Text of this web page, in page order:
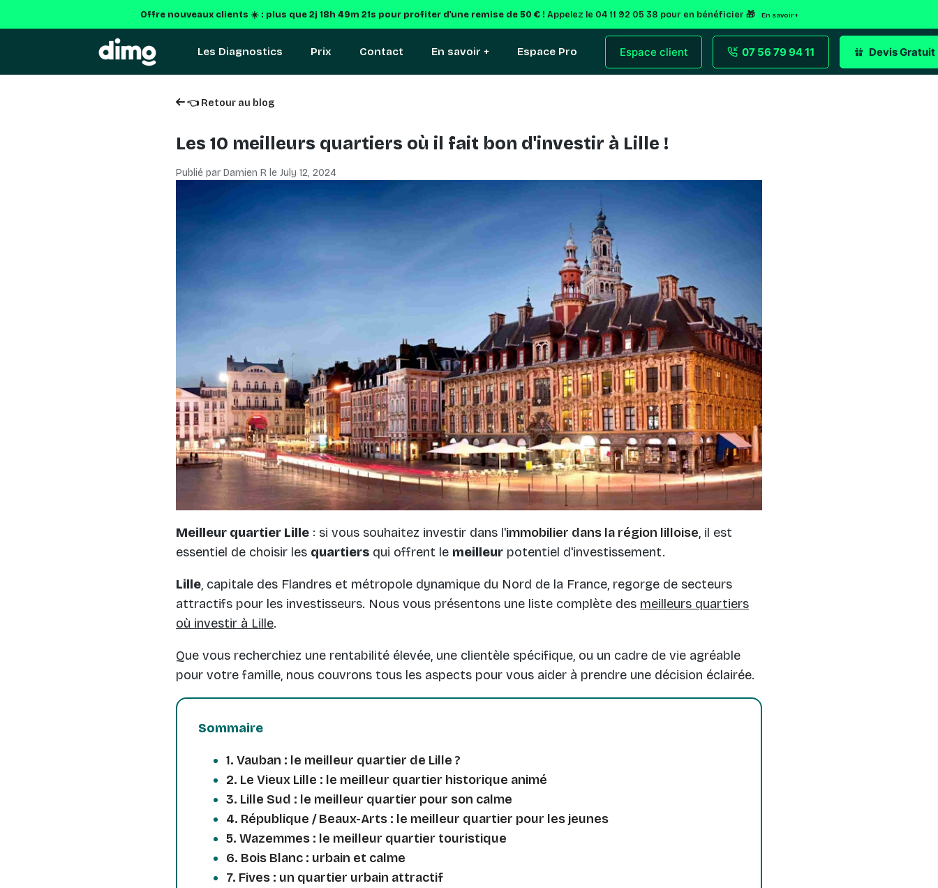
Offre nouveaux clients ☀️ : plus que 2j 18h 49m 20s pour profiter d'une remise de 50 € !Appelez le 04 11 92 05 38 pour en bénéficier 🎁 En savoir +
Les Diagnostics Prix Contact En savoir + Espace Pro Espace client 07 56 79 94 11 Devis Gratuit
👈 Retour au blog
Les 10 meilleurs quartiers où il fait bon d'investir à Lille !
Publié par Damien R le July 12, 2024
Meilleur quartier Lille : si vous souhaitez investir dans l'immobilier dans la région lilloise, il est
essentiel de choisir les quartiers qui offrent le meilleur potentiel d'investissement.
Lille, capitale des Flandres et métropole dynamique du Nord de la France, regorge de secteurs
attractifs pour les investisseurs. Nous vous présentons une liste complète des meilleurs quartiers
où investir à Lille.
Que vous recherchiez une rentabilité élevée, une clientèle spécifique, ou un cadre de vie agréable
pour votre famille, nous couvrons tous les aspects pour vous aider à prendre une décision éclairée.
Sommaire
1. Vauban : le meilleur quartier de Lille ?
2. Le Vieux Lille : le meilleur quartier historique animé
3. Lille Sud : le meilleur quartier pour son calme
4. République / Beaux-Arts : le meilleur quartier pour les jeunes
5. Wazemmes : le meilleur quartier touristique
6. Bois Blanc : urbain et calme
7. Fives : un quartier urbain attractif